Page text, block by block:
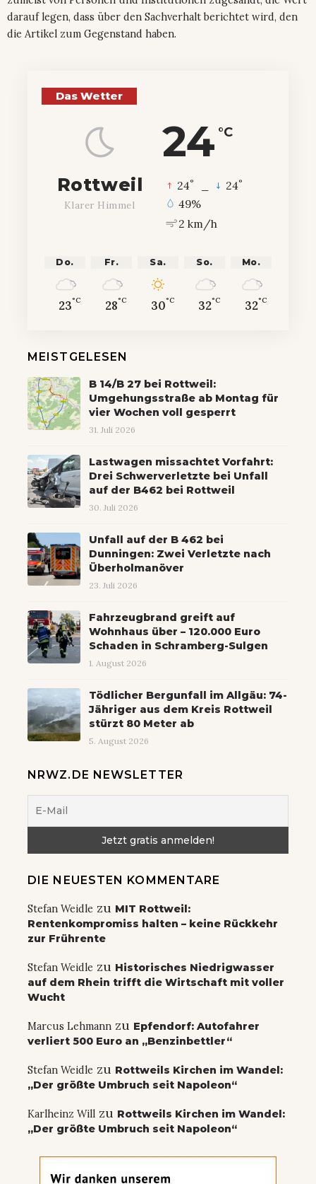
darauf legen, dass über den Sachverhalt berichtet wird, den
die Artikel zum Gegenstand haben.
Das Wetter
24 °C
Rottweil
Klarer Himmel
24° 24°
49%
2 km/h
Do.
23°C
Fr.
28°C
Sa.
30°C
So.
32°C
Mo.
32°C
MEISTGELESEN
B 14/B 27 bei Rottweil:
Umgehungsstraße ab Montag für
vier Wochen voll gesperrt
31. Juli 2026
Lastwagen missachtet Vorfahrt:
Drei Schwerverletzte bei Unfall
auf der B462 bei Rottweil
30. Juli 2026
Unfall auf der B 462 bei
Dunningen: Zwei Verletzte nach
Überholmanöver
23. Juli 2026
Fahrzeugbrand greift auf
Wohnhaus über – 120.000 Euro
Schaden in Schramberg-Sulgen
1. August 2026
Tödlicher Bergunfall im Allgäu: 74-
Jähriger aus dem Kreis Rottweil
stürzt 80 Meter ab
5. August 2026
NRWZ.DE NEWSLETTER
DIE NEUESTEN KOMMENTARE
Stefan Weidle zu MIT Rottweil:
Rentenkompromiss halten – keine Rückkehr
zur Frührente
Stefan Weidle zu Historisches Niedrigwasser
auf dem Rhein trifft die Wirtschaft mit voller
Wucht
Marcus Lehmann zu Epfendorf: Autofahrer
verliert 500 Euro an „Benzinbettler“
Stefan Weidle zu Rottweils Kirchen im Wandel:
„Der größte Umbruch seit Napoleon“
Karlheinz Will zu Rottweils Kirchen im Wandel:
„Der größte Umbruch seit Napoleon“